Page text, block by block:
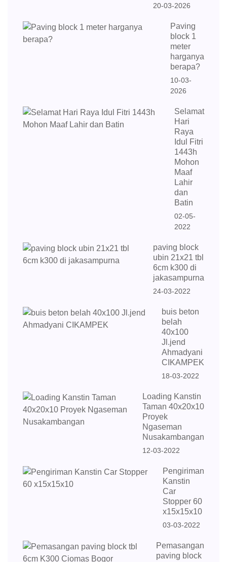
20-03-2026
Paving
block 1
meter
harganya
berapa?
10-03-
2026
Selamat
Hari
Raya
Idul Fitri
1443h
Mohon
Maaf
Lahir
dan
Batin
02-05-
2022
paving block
ubin 21x21 tbl
6cm k300 di
jakasampurna
24-03-2022
buis beton
belah
40x100
Jl.jend
Ahmadyani
CIKAMPEK
18-03-2022
Loading Kanstin
Taman 40x20x10
Proyek
Ngaseman
Nusakambangan
12-03-2022
Pengiriman
Kanstin
Car
Stopper 60
x15x15x10
03-03-2022
Pemasangan
paving block